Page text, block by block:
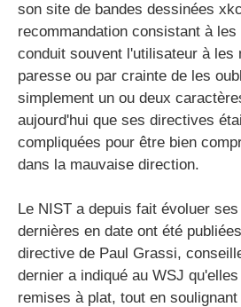
son site de bandes dessinées
recommandation consistant à
conduit souvent l'utilisateur à les
paresse ou par crainte de les
simplement un ou deux
aujourd'hui que ses directives
compliquées pour être bien
dans la mauvaise direction.
Le NIST a depuis fait évoluer
dernières en date ont été
directive de Paul Grassi,
dernier a indiqué au WSJ
remises à plat, tout en